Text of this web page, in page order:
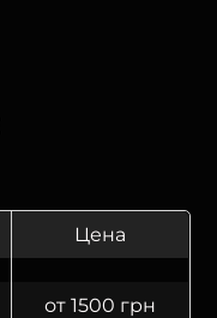
Цена
от 1500 грн